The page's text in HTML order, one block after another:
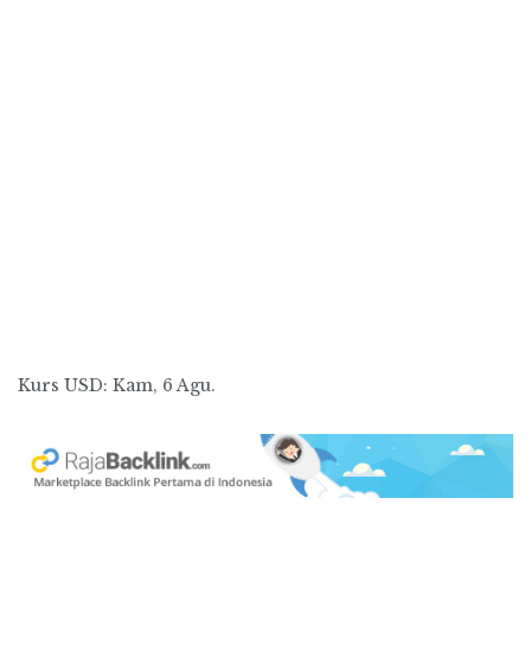
Kurs USD: Kam, 6 Agu.